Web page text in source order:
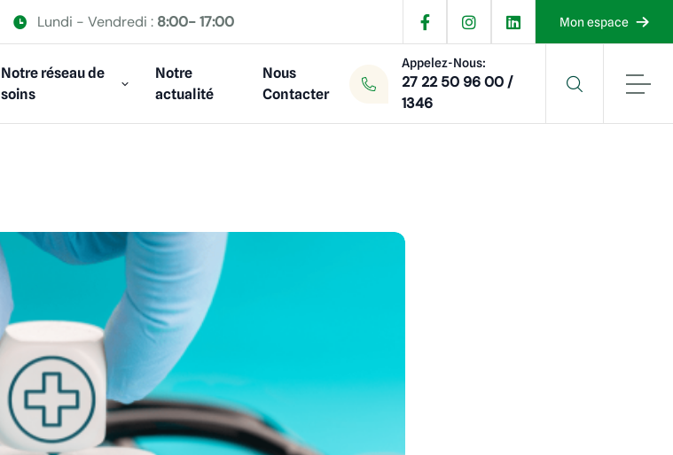
Lundi - Vendredi : 8:00- 17:00 Mon espace
Notre réseau de
soins
Notre
actualité
Nous
Contacter
Appelez-Nous:
27 22 50 96 00 /
1346